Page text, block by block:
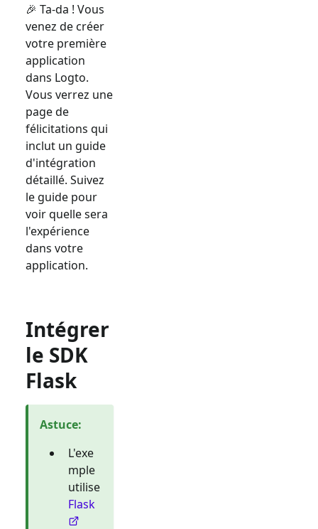
🎉 Ta-da ! Vous
venez de créer
votre première
application
dans Logto.
Vous verrez une
page de
félicitations qui
inclut un guide
d'intégration
détaillé. Suivez
le guide pour
voir quelle sera
l'expérience
dans votre
application.
Intégrer
le SDK
Flask
Astuce:
L'exe
mple
utilise
Flask